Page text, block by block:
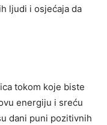
ljudi i osjećaja da
tokom koje biste
energiju i sreću
dani puni pozitivnih